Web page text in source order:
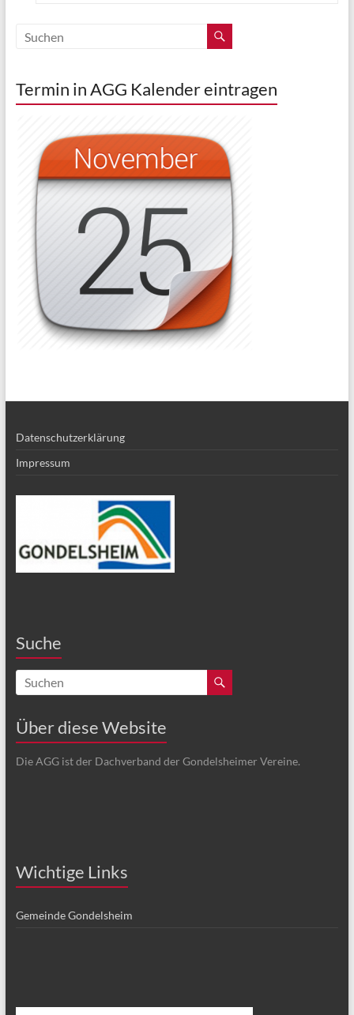
Termin in AGG Kalender eintragen
Datenschutzerklärung
Impressum
Suche
Über diese Website
Die AGG ist der Dachverband der Gondelsheimer Vereine.
Wichtige Links
Gemeinde Gondelsheim